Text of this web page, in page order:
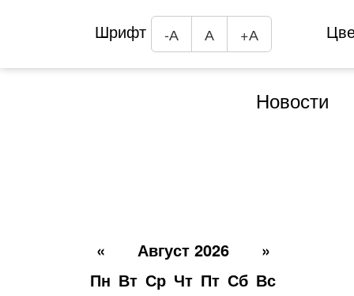
Шрифт -А А +А
Новости
« Август 2026
»
Пн Вт Ср Чт Пт Сб Вс